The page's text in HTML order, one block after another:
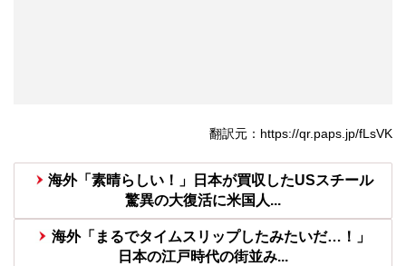
翻訳元：https://qr.paps.jp/fLsVK
海外「素晴らしい！」日本が買収したUSスチール
驚異の大復活に米国人...
海外「まるでタイムスリップしたみたいだ…！」
日本の江戸時代の街並み...